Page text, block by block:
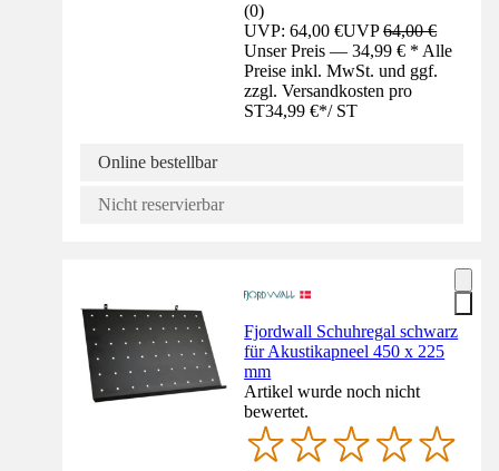
(0)
UVP: 64,00 €UVP64,00 €
Unser Preis — 34,99 € * Alle
Preise inkl. MwSt. und ggf.
zzgl. Versandkosten pro
ST34,99 €*/ ST
Online bestellbar
Nicht reservierbar
Fjordwall Schuhregal schwarz
für Akustikapneel 450 x 225
mm
Artikel wurde noch nicht
bewertet.